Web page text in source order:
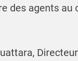
des agents au